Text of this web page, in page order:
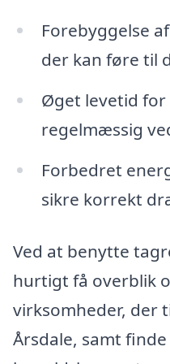
Forebyggelse
der kan føre til
Øget levetid for
regelmæssig
Forbedret
sikre korrekt
Ved at benytte
hurtigt få overblik
virksomheder, der
Årsdale, samt